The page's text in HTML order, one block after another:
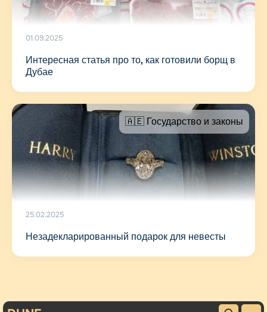
01.09.2025
Интересная статья про то, как готовили борщ в
Дубае
🇦🇪 Государство и законы
25.02.2025
Незадекларированный подарок для невесты